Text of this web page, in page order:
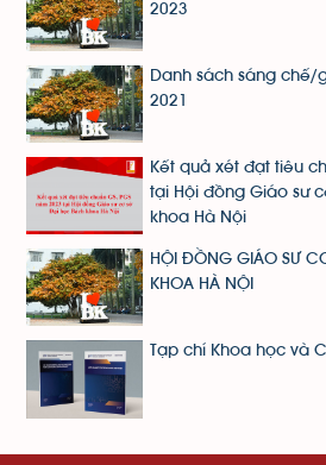
2023
Danh sách sáng chế/
2021
Kết quả xét đạt tiêu
tại Hội đồng Giáo sư
khoa Hà Nội
HỘI ĐỒNG GIÁO SƯ
KHOA HÀ NỘI
Tạp chí Khoa học và